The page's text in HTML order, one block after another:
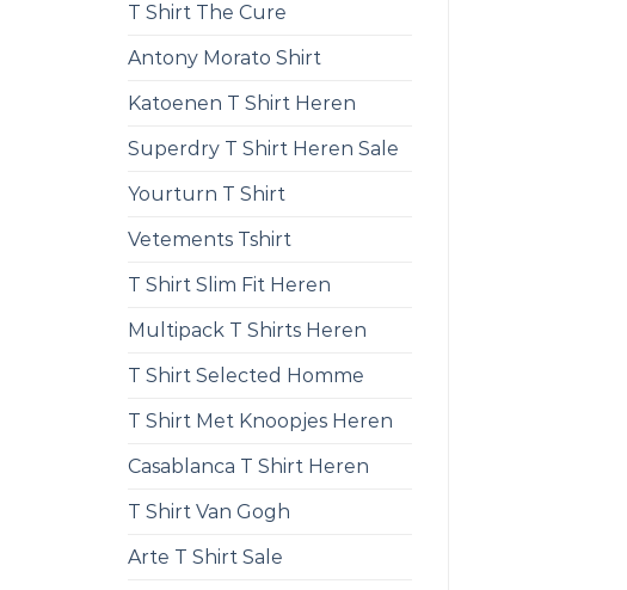
T Shirt The Cure
Antony Morato Shirt
Katoenen T Shirt Heren
Superdry T Shirt Heren Sale
Yourturn T Shirt
Vetements Tshirt
T Shirt Slim Fit Heren
Multipack T Shirts Heren
T Shirt Selected Homme
T Shirt Met Knoopjes Heren
Casablanca T Shirt Heren
T Shirt Van Gogh
Arte T Shirt Sale